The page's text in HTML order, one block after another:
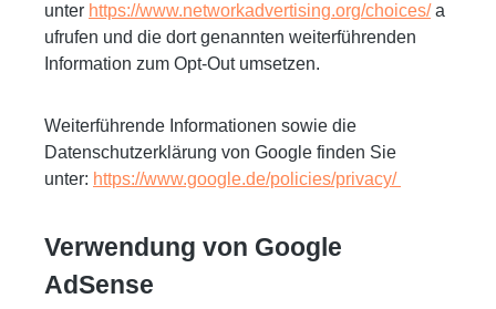
unter https://www.networkadvertising.org/choices/a
ufrufen und die dort genannten weiterführenden
Information zum Opt-Out umsetzen.
Weiterführende Informationen sowie die
Datenschutzerklärung von Google finden Sie
unter: https://www.google.de/policies/privacy/
Verwendung von Google
AdSense